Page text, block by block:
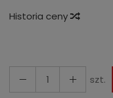
Historia ceny
szt.